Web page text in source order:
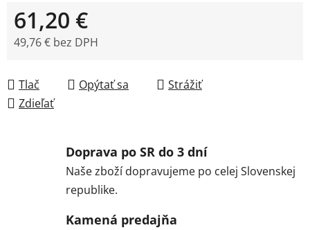
61,20 €
49,76 € bez DPH
Tlač
Opýtať sa
Strážiť
Zdieľať
Doprava po SR do 3 dní
Naše zboží dopravujeme po celej Slovenskej
republike.
Kamená predajňa